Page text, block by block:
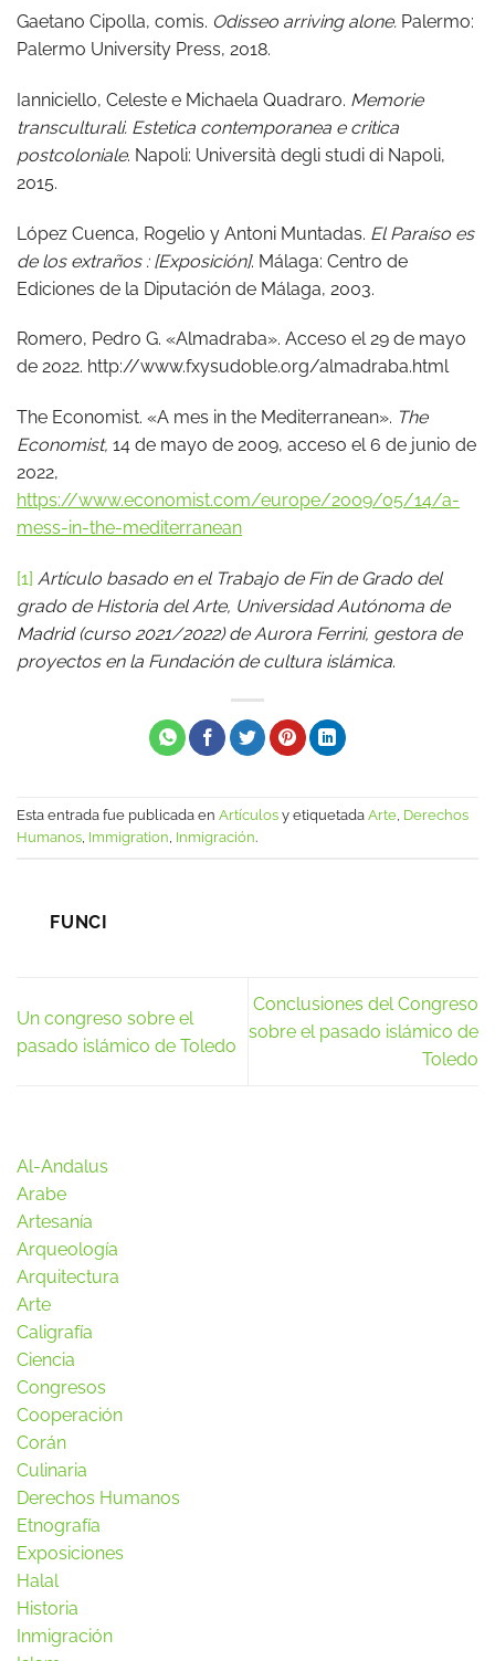
Gaetano Cipolla, comis. Odisseo arriving alone. Palermo:
Palermo University Press, 2018.
Ianniciello, Celeste e Michaela Quadraro. Memorie
transculturali. Estetica contemporanea e critica
postcoloniale. Napoli: Università degli studi di Napoli,
2015.
López Cuenca, Rogelio y Antoni Muntadas. El Paraíso es
de los extraños : [Exposición]. Málaga: Centro de
Ediciones de la Diputación de Málaga, 2003.
Romero, Pedro G. «Almadraba». Acceso el 29 de mayo
de 2022. http://www.fxysudoble.org/almadraba.html
The Economist. «A mes in the Mediterranean». The
Economist, 14 de mayo de 2009, acceso el 6 de junio de
2022,
https://www.economist.com/europe/2009/05/14/a-
mess-in-the-mediterranean
[1] Artículo basado en el Trabajo de Fin de Grado del
grado de Historia del Arte, Universidad Autónoma de
Madrid (curso 2021/2022) de Aurora Ferrini, gestora de
proyectos en la Fundación de cultura islámica.
Esta entrada fue publicada en Artículos y etiquetada Arte, Derechos
Humanos, Immigration, Inmigración.
FUNCI
Un congreso sobre el
pasado islámico de Toledo
Conclusiones del Congreso
sobre el pasado islámico de
Toledo
Al-Andalus
Arabe
Artesanía
Arqueología
Arquitectura
Arte
Caligrafía
Ciencia
Congresos
Cooperación
Corán
Culinaria
Derechos Humanos
Etnografía
Exposiciones
Halal
Historia
Inmigración